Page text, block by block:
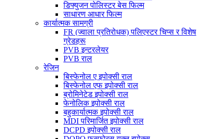
डिफ्युजन पोलिस्टर बेस फिल्म
साधारण आधार फिल्म
कार्यात्मक सामग्री
FR (ज्वाला प्रतिरोधक) पलिएस्टर चिप्स र विशेष
ग्रेडहरू
PVB इन्टरलेयर
PVB राल
रेजिन
बिस्फेनोल ए इपोक्सी राल
बिस्फेनोल एफ इपोक्सी राल
ब्रोमिनेटेड इपोक्सी राल
फेनोलिक इपोक्सी राल
बहुकार्यात्मक इपोक्सी राल
MDI परिमार्जित इपोक्सी राल
DCPD इपोक्सी राल